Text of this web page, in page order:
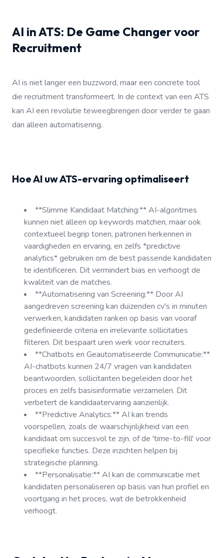
AI in ATS: De Game Changer voor
Recruitment
AI is niet langer een buzzword, maar een concrete tool
die recruitment transformeert. In de context van een ATS
kan AI een revolutie teweegbrengen door verder te gaan
dan alleen automatisering.
Hoe AI uw ATS-ervaring optimaliseert
**Slimme Kandidaat Matching:** AI-algoritmes
kunnen niet alleen op keywords matchen, maar ook
contextueel begrip tonen, patronen herkennen in
vaardigheden en ervaring, en zelfs *predictive
analytics* gebruiken om de best passende kandidaten
te identificeren. Dit vermindert bias en verhoogt de
kwaliteit van de matches.
**Automatisering van Screening:** Door AI
aangedreven screening kan duizenden cv's in minuten
verwerken, kandidaten ranken op basis van vooraf
gedefinieerde criteria en irrelevante sollicitaties
filteren. Dit bespaart uren werk voor recruiters.
**Chatbots en Geautomatiseerde Communicatie:**
AI-chatbots kunnen 24/7 vragen van kandidaten
beantwoorden, sollicitanten begeleiden door het
proces en zelfs basisinformatie verzamelen. Dit
verbetert de kandidaatervaring aanzienlijk.
**Predictive Analytics:** AI kan trends
voorspellen, zoals de waarschijnlijkheid van een
kandidaat om succesvol te zijn, of de 'time-to-fill' voor
specifieke functies. Deze inzichten helpen bij
strategische planning.
**Personalisatie:** AI kan de communicatie met
kandidaten personaliseren op basis van hun profiel en
voortgang in het proces, wat de betrokkenheid
verhoogt.